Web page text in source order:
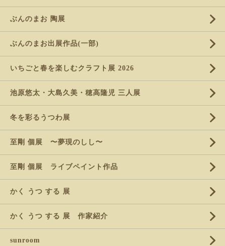
ぶんのまお 陶展
ぶんのまお出展作品(一部)
いちごと春を楽しむクラフト展 2026
池原悠太・大島久美・穂高隆児 三人展
冬を彩るうつわ展
至剛 個展 〜夢現のしし〜
至剛 個展 ライブペイント作品
かく うつ する 展
かく うつ する 展 作家紹介
sunroom